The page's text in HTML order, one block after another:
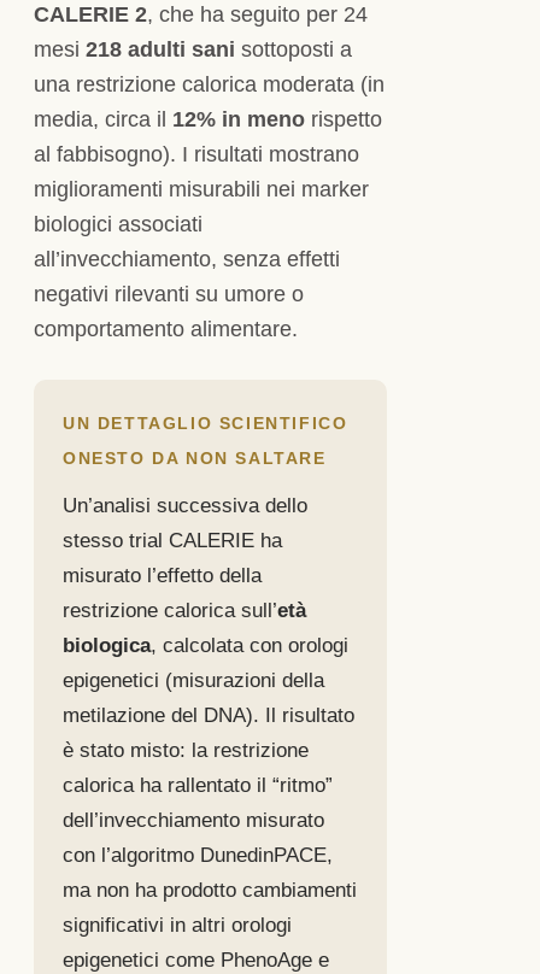
CALERIE 2, che ha seguito per 24
mesi 218 adulti sani sottoposti a
una restrizione calorica moderata (in
media, circa il 12% in meno rispetto
al fabbisogno). I risultati mostrano
miglioramenti misurabili nei marker
biologici associati
all’invecchiamento, senza effetti
negativi rilevanti su umore o
comportamento alimentare.
UN DETTAGLIO SCIENTIFICO
ONESTO DA NON SALTARE
Un’analisi successiva dello
stesso trial CALERIE ha
misurato l’effetto della
restrizione calorica sull’età
biologica, calcolata con orologi
epigenetici (misurazioni della
metilazione del DNA). Il risultato
è stato misto: la restrizione
calorica ha rallentato il “ritmo”
dell’invecchiamento misurato
con l’algoritmo DunedinPACE,
ma non ha prodotto cambiamenti
significativi in altri orologi
epigenetici come PhenoAge e